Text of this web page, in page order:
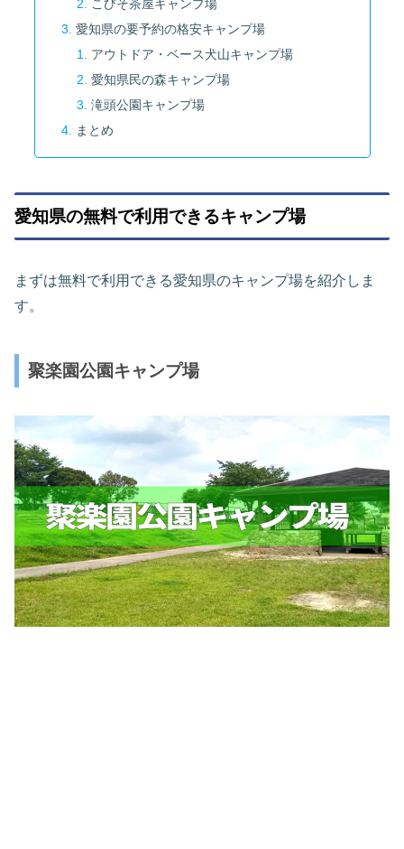
こびそ茶屋キャンプ場
愛知県の要予約の格安キャンプ場
アウトドア・ベース犬山キャンプ場
愛知県民の森キャンプ場
滝頭公園キャンプ場
まとめ
愛知県の無料で利用できるキャンプ場
まずは無料で利用できる愛知県のキャンプ場を紹介しま
す。
聚楽園公園キャンプ場